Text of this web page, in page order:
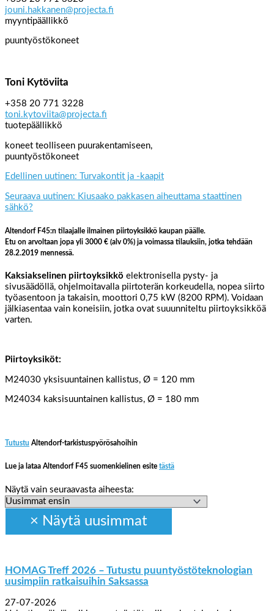
jouni.hakkanen@projecta.fi
myyntipäällikkö
puuntyöstökoneet
Toni Kytöviita
+358 20 771 3228
toni.kytoviita@projecta.fi
tuotepäällikkö
koneet teolliseen puurakentamiseen,
puuntyöstökoneet
Edellinen uutinen: Turvakontit ja -kaapit
Seuraava uutinen: Kiusaako pakkasen aiheuttama staattinen
sähkö?
Altendorf F45:n tilaajalle ilmainen piirtoyksikkö kaupan päälle.
Etu on arvoltaan jopa yli 3000 € (alv 0%) ja voimassa tilauksiin, jotka tehdään
28.2.2019 mennessä.
Kaksiakselinen piirtoyksikkö elektronisella pysty- ja
sivusäädöllä, ohjelmoitavalla piirtoterän korkeudella, nopea siirto
työasentoon ja takaisin, moottori 0,75 kW (8200 RPM). Voidaan
jälkiasentaa vain koneisiin, jotka ovat suuunniteltu piirtoyksikköä
varten.
Piirtoyksiköt:
M24030 yksisuuntainen kallistus, Ø = 120 mm
M24034 kaksisuuntainen kallistus, Ø = 180 mm
Tutustu Altendorf-tarkistuspyörösahoihin
Lue ja lataa Altendorf F45 suomenkielinen esite tästä
Näytä vain seuraavasta aiheesta:
HOMAG Treff 2026 – Tutustu puuntyöstöteknologian
uusimpiin ratkaisuihin Saksassa
27-07-2026